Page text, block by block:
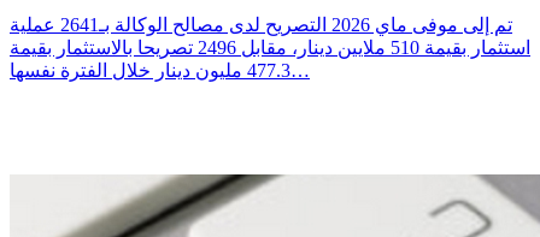
تم إلى موفى ماي 2026 التصريح لدى مصالح الوكالة بـ2641 عملية
استثمار بقيمة 510 ملايين دينار، مقابل 2496 تصريحا بالاستثمار بقيمة
477.3 مليون دينار خلال الفترة نفسها…